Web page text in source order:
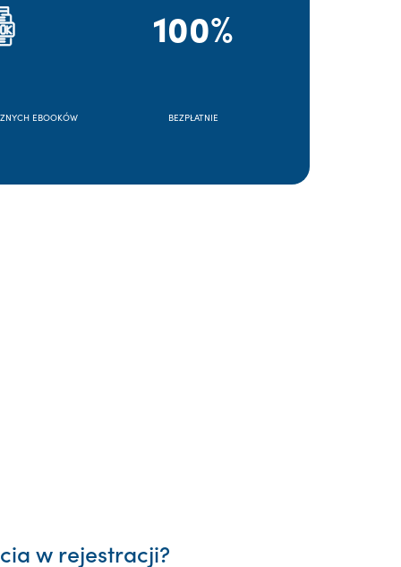
EBOOKÓW
100%
BEZPŁATNIE
w rejestracji?